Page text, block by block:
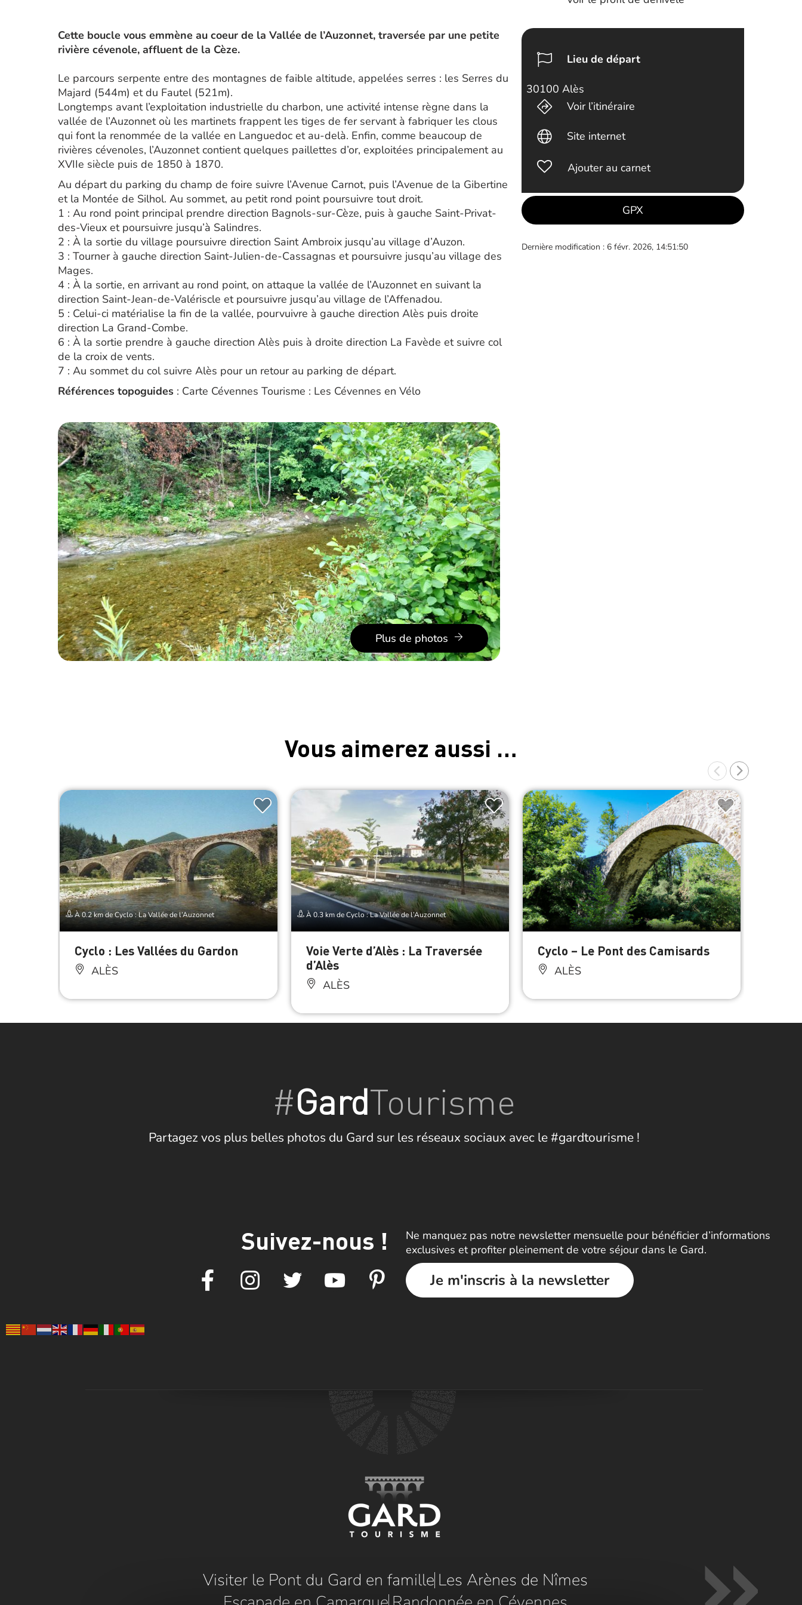
Cette boucle vous emmène au coeur de la Vallée de l’Auzonnet, traversée par une petite
rivière cévenole, affluent de la Cèze.
Le parcours serpente entre des montagnes de faible altitude, appelées serres : les Serres du
Majard (544m) et du Fautel (521m).
Longtemps avant l’exploitation industrielle du charbon, une activité intense règne dans la
vallée de l’Auzonnet où les martinets frappent les tiges de fer servant à fabriquer les clous
qui font la renommée de la vallée en Languedoc et au-delà. Enfin, comme beaucoup de
rivières cévenoles, l’Auzonnet contient quelques paillettes d’or, exploitées principalement au
XVIIe siècle puis de 1850 à 1870.
Au départ du parking du champ de foire suivre l’Avenue Carnot, puis l’Avenue de la Gibertine
et la Montée de Silhol. Au sommet, au petit rond point poursuivre tout droit.
1 : Au rond point principal prendre direction Bagnols-sur-Cèze, puis à gauche Saint-Privat-
des-Vieux et poursuivre jusqu’à Salindres.
2 : À la sortie du village poursuivre direction Saint Ambroix jusqu’au village d’Auzon.
3 : Tourner à gauche direction Saint-Julien-de-Cassagnas et poursuivre jusqu’au village des
Mages.
4 : À la sortie, en arrivant au rond point, on attaque la vallée de l’Auzonnet en suivant la
direction Saint-Jean-de-Valériscle et poursuivre jusqu’au village de l’Affenadou.
5 : Celui-ci matérialise la fin de la vallée, pourvuivre à gauche direction Alès puis droite
direction La Grand-Combe.
6 : À la sortie prendre à gauche direction Alès puis à droite direction La Favède et suivre col
de la croix de vents.
7 : Au sommet du col suivre Alès pour un retour au parking de départ.
Références topoguides : Carte Cévennes Tourisme : Les Cévennes en Vélo
Plus de photos
Lieu de départ
30100 Alès
Voir l’itinéraire
Site internet
Ajouter au carnet
GPX
Dernière modification : 6 févr. 2026, 14:51:50
Vous aimerez aussi …
À 0.2 km de Cyclo : La Vallée de l’Auzonnet
Cyclo : Les Vallées du Gardon
ALÈS
À 0.3 km de Cyclo : La Vallée de l’Auzonnet
Voie Verte d’Alès : La Traversée
d’Alès
ALÈS
Cyclo – Le Pont des Camisards
ALÈS
#GardTourisme
Partagez vos plus belles photos du Gard sur les réseaux sociaux avec le #gardtourisme !
Suivez-nous !
Ne manquez pas notre newsletter mensuelle pour bénéficier d’informations
exclusives et profiter pleinement de votre séjour dans le Gard.
Je m'inscris à la newsletter
Visiter le Pont du Gard en famille Les Arènes de Nîmes